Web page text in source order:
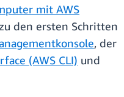
mit AWS
den ersten Schritten
, der
(AWS CLI) und